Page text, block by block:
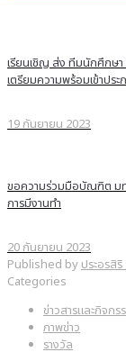
เรียนเชิญ ส่ง ทีมนักศึกษา
เตรียมความพร้อมเข้าป
19 กันยายน 2023
ขอความร่วมมือบัณฑิต ม
การมีงานทำ
20 กันยายน 2023
Published by ประอรสิ
Categories
ข่าวสารและกิจกร
ภาพข่าว
รางวัล